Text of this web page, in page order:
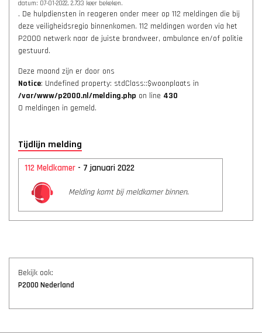
datum: 07-01-2022, 2.733 keer bekeken.
. De hulpdiensten in reageren onder meer op 112 meldingen die bij
deze veiligheidsregio binnenkomen. 112 meldingen worden via het
P2000 netwerk naar de juiste brandweer, ambulance en/of politie
gestuurd.
Deze maand zijn er door ons
Notice: Undefined property: stdClass::$woonplaats in
/var/www/p2000.nl/melding.php on line 430
0 meldingen in gemeld.
Tijdlijn melding
112 Meldkamer - 7 januari 2022
Melding komt bij meldkamer binnen.
Bekijk ook:
P2000 Nederland